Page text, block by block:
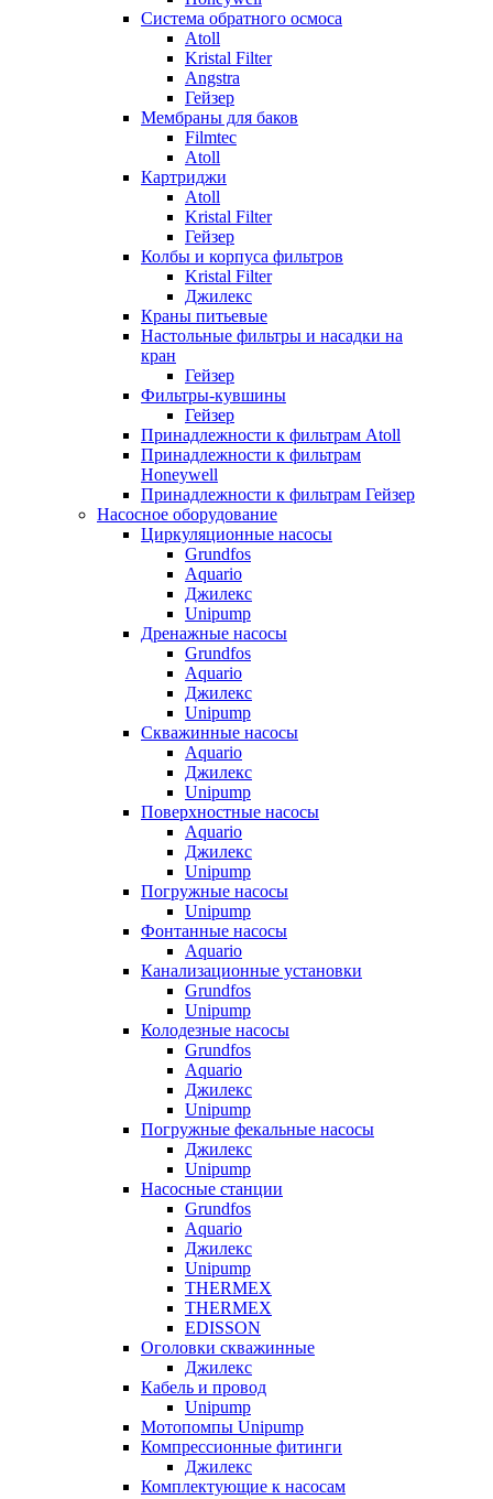
Система обратного осмоса
Atoll
Kristal Filter
Angstra
Гейзер
Мембраны для баков
Filmtec
Atoll
Картриджи
Atoll
Kristal Filter
Гейзер
Колбы и корпуса фильтров
Kristal Filter
Джилекс
Краны питьевые
Настольные фильтры и насадки на
кран
Гейзер
Фильтры-кувшины
Гейзер
Принадлежности к фильтрам Atoll
Принадлежности к фильтрам
Honeywell
Принадлежности к фильтрам Гейзер
Насосное оборудование
Циркуляционные насосы
Grundfos
Aquario
Джилекс
Unipump
Дренажные насосы
Grundfos
Aquario
Джилекс
Unipump
Скважинные насосы
Aquario
Джилекс
Unipump
Поверхностные насосы
Aquario
Джилекс
Unipump
Погружные насосы
Unipump
Фонтанные насосы
Aquario
Канализационные установки
Grundfos
Unipump
Колодезные насосы
Grundfos
Aquario
Джилекс
Unipump
Погружные фекальные насосы
Джилекс
Unipump
Насосные станции
Grundfos
Aquario
Джилекс
Unipump
THERMEX
THERMEX
EDISSON
Оголовки скважинные
Джилекс
Кабель и провод
Unipump
Мотопомпы Unipump
Компрессионные фитинги
Джилекс
Комплектующие к насосам